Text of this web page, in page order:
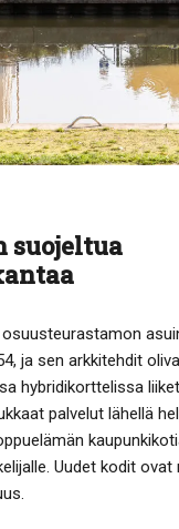
suojeltua
ja sen arkkitehdit
hybridikorttelissa
palvelut lähellä
Uudet kodit